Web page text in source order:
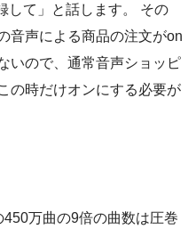
して」と話します。 その
音声による商品の注文がon
いので、通常音声ショッピ
の時だけオンにする必要が
万曲の9倍の曲数は圧巻